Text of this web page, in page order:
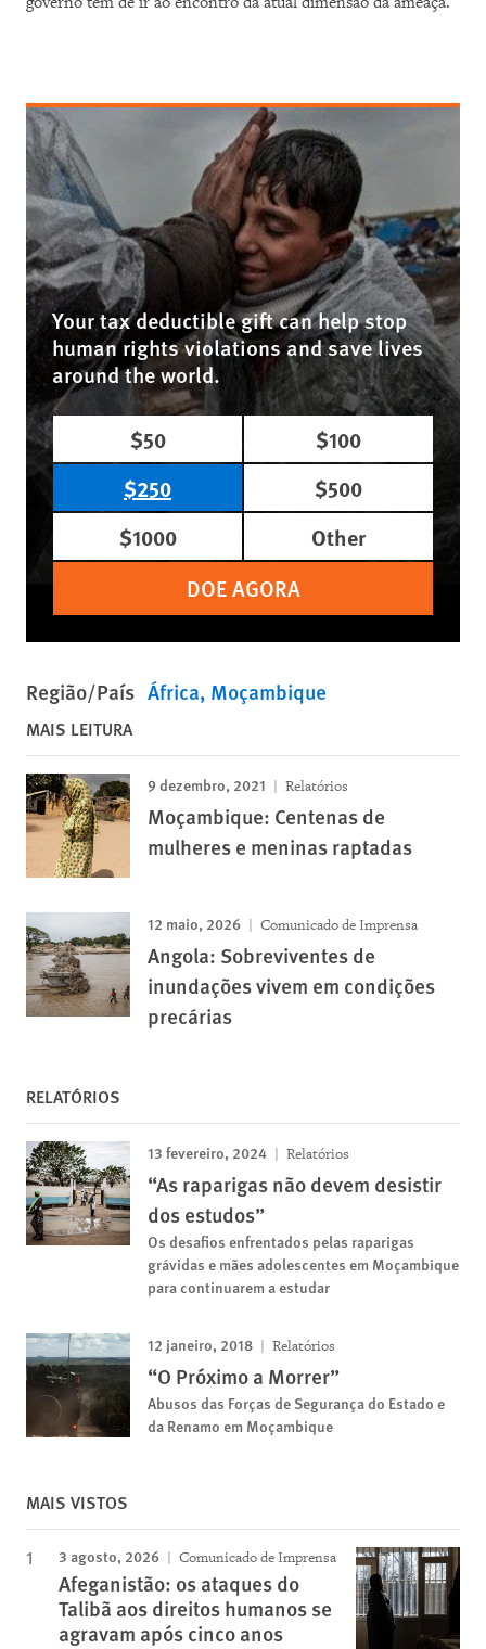
Your tax deductible gift can help stop
human rights violations and save lives
around the world.
$50
$100
$250
$500
$1000
Other
DOE AGORA
Região/País África Moçambique
MAIS LEITURA
9 dezembro, 2021 Relatórios
Moçambique: Centenas de
mulheres e meninas raptadas
12 maio, 2026 Comunicado de Imprensa
Angola: Sobreviventes de
inundações vivem em condições
precárias
RELATÓRIOS
13 fevereiro, 2024 Relatórios
“As raparigas não devem desistir
dos estudos”
Os desafios enfrentados pelas raparigas
grávidas e mães adolescentes em Moçambique
para continuarem a estudar
12 janeiro, 2018 Relatórios
“O Próximo a Morrer”
Abusos das Forças de Segurança do Estado e
da Renamo em Moçambique
MAIS VISTOS
3 agosto, 2026 Comunicado de Imprensa
Afeganistão: os ataques do
Talibã aos direitos humanos se
agravam após cinco anos